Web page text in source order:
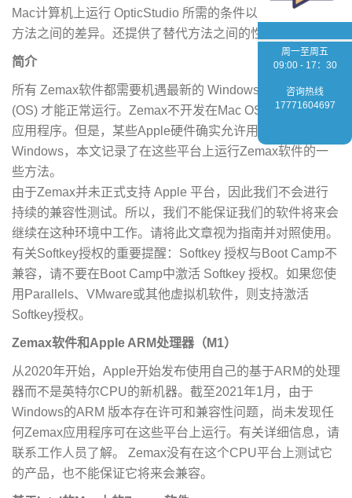
Mac计算机上运行 OpticStudio 所需的条件以及可以使用的
方法之间的差异。还提供了替代方法之间的性能比较。
简介
所有 Zemax软件都需要机遇最新的 Windows 的操作系统
(OS) 才能正常运行。Zemax不开发在Mac OS上本地运行的
应用程序。但是，某些Apple硬件确实允许用户运行
Windows，本文记录了在这些平台上运行Zemax软件的一
些方法。
由于Zemax并未正式支持 Apple 平台，因此我们不会进行
持续的兼容性测试。所以，我们不能保证我们的软件将来会
继续在这种环境中工作。请将此文章视为指南并对照使用。
有关Softkey授权的重要提醒：Softkey 授权与Boot Camp不
兼容，请不要在Boot Camp中激活 Softkey 授权。如果您使
用Parallels、VMware或其他虚拟机软件，则支持激活
Softkey授权。
Zemax软件和Apple ARM处理器（M1）
从2020年开始，Apple开始发布使用自己的基于ARM的处理
器而不是英特尔CPU的新机器。截至2021年1月，由于
Windows的ARM 版本存在许可和兼容性问题，尚未发现任
何Zemax应用程序可在这些平台上运行。有关详细信息，请
联系工作人员了解。 Zemax没有在这个CPU平台上测试它
的产品，也不能保证它将来会兼容。
周一至周五
09:00 - 17：30
咨询热线
17771604697